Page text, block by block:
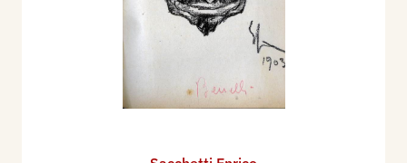
illustra il libro di Massimo Bontempelli, L'Eden
della tartaruga.
Nel 1928 partecipa alla XVI Esposizione
Internazionale d'Arte della Città di Venezia, con 4